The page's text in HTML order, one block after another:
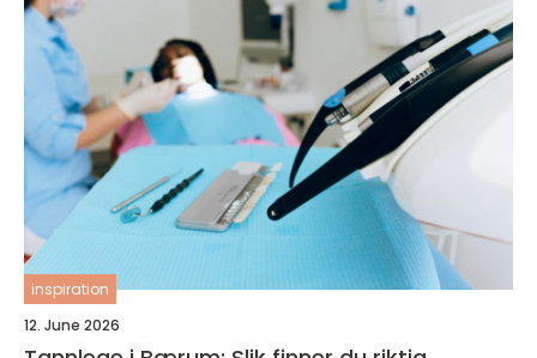
inspiration
12. June 2026